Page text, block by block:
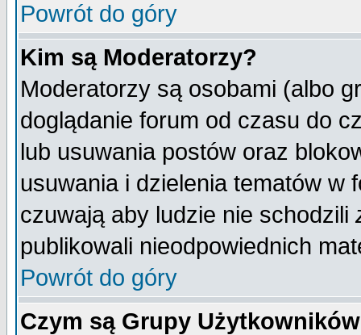
Powrót do góry
Kim są Moderatorzy?
Moderatorzy są osobami (albo
doglądanie forum od czasu do
lub usuwania postów oraz
usuwania i dzielenia tematów w
czuwają aby ludzie nie schodzili
publikowali nieodpowiednich
Powrót do góry
Czym są Grupy